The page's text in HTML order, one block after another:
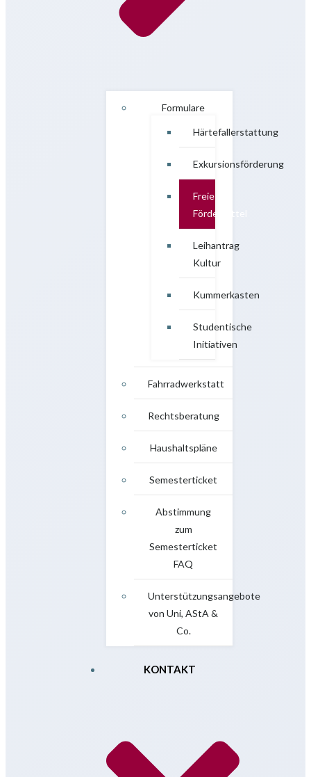
Formulare
Härtefallerstattung
Exkursionsförderung
Freie
Fördermittel
Leihantrag
Kultur
Kummerkasten
Studentische
Initiativen
Fahrradwerkstatt
Rechtsberatung
Haushaltspläne
Semesterticket
Abstimmung
zum
Semesterticket
FAQ
Unterstützungsangebote
von Uni, AStA &
Co.
KONTAKT